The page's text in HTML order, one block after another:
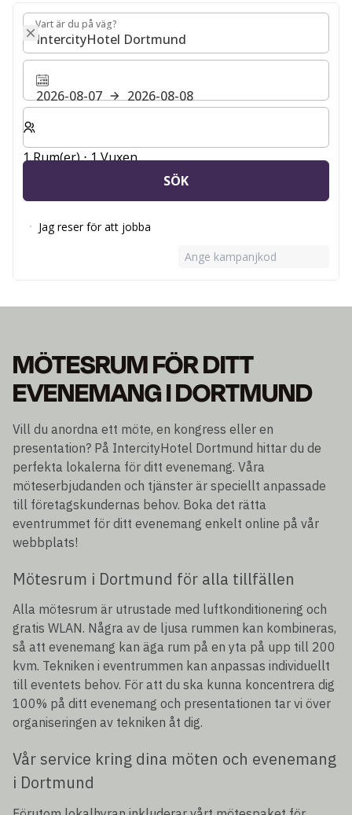
Vart är du på väg?
Vart är du på väg?
2026-08-07
2026-08-08
Välj antal rum och gäster för din vistelse
1 Rum(er) ⋅ 1 Vuxen
SÖK
Jag reser för att jobba
Ange kampanjkod
MÖTESRUM FÖR DITT
EVENEMANG I DORTMUND
Vill du anordna ett möte, en kongress eller en
presentation? På IntercityHotel Dortmund hittar du de
perfekta lokalerna för ditt evenemang. Våra
möteserbjudanden och tjänster är speciellt anpassade
till företagskundernas behov. Boka det rätta
eventrummet för ditt evenemang enkelt online på vår
webbplats!
Mötesrum i Dortmund för alla tillfällen
Alla mötesrum är utrustade med luftkonditionering och
gratis WLAN. Några av de ljusa rummen kan kombineras,
så att evenemang kan äga rum på en yta på upp till 200
kvm. Tekniken i eventrummen kan anpassas individuellt
till eventets behov. För att du ska kunna koncentrera dig
100% på ditt evenemang och presentationen tar vi över
organiseringen av tekniken åt dig.
Vår service kring dina möten och evenemang
i Dortmund